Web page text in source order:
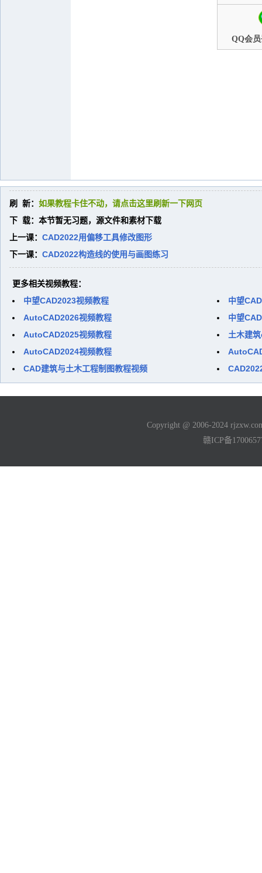
刷 新： 如果教程卡住不动，请点击这里刷新一下网页
下 载：本节暂无习题，源文件和素材下载
上一课： CAD2022用偏移工具修改图形
下一课： CAD2022构造线的使用与画图练习
更多相关视频教程：
中望CAD2023视频教程
中望
AutoCAD2026视频教程
中望
AutoCAD2025视频教程
土木建
AutoCAD2024视频教程
CAD建筑与土木工程制图教程视频
Copyright @ 2006-2024
赣ICP备